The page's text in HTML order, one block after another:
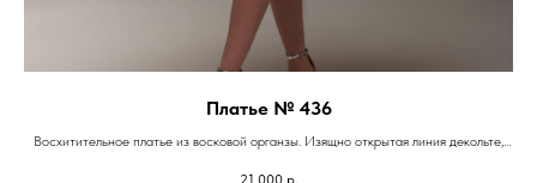
Платье № 436
Восхитительное платье из восковой органзы. Изящно открытая линия декольте,
21 000 р.